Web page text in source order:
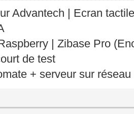
Advantech | Ecran
| Zibase Pro
de test
+ serveur sur